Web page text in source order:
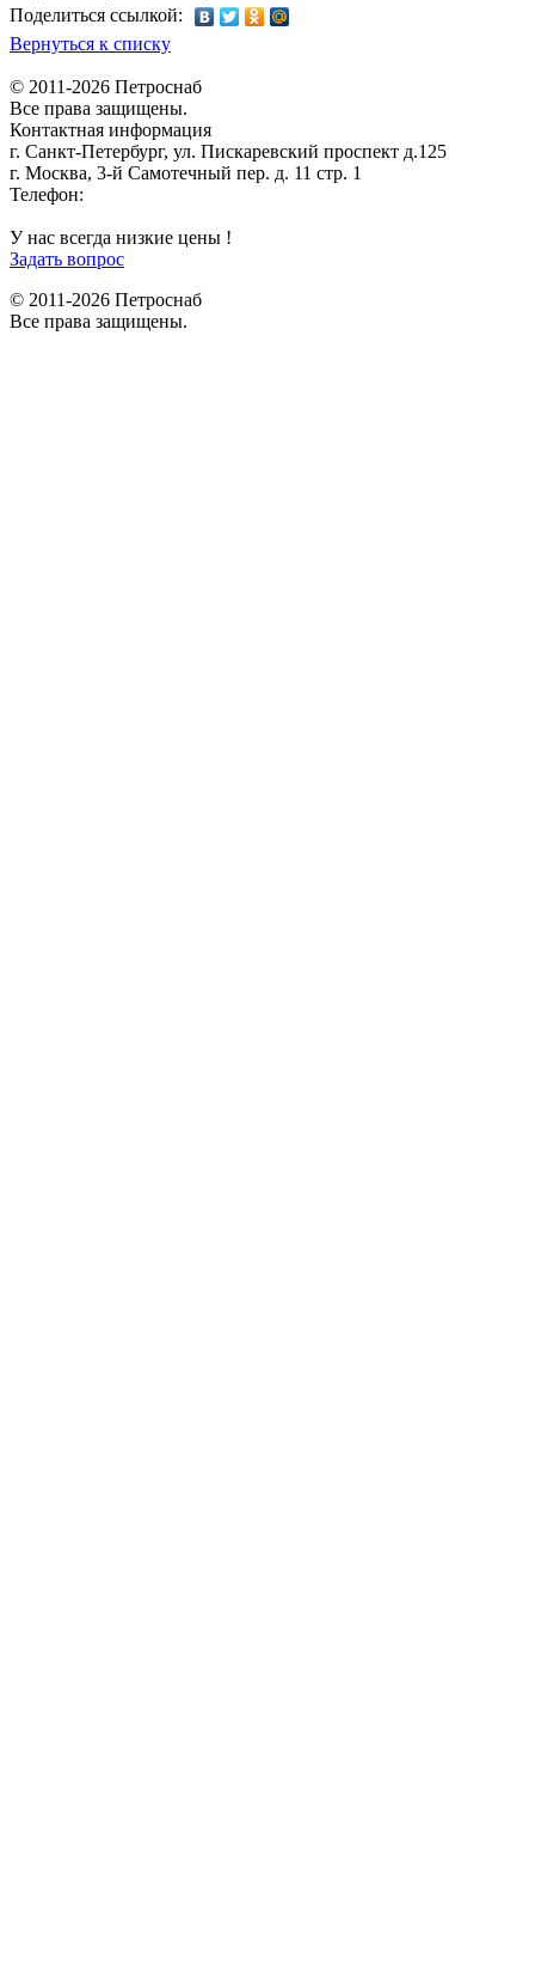
Поделиться ссылкой:
Вернуться к списку
© 2011-2026 Петроснаб
Все права защищены.
Контактная информация
г. Санкт-Петербург, ул. Пискаревский проспект д.125
г. Москва, 3-й Самотечный пер. д. 11 стр. 1
Телефон:
У нас всегда низкие цены !
Задать вопрос
© 2011-2026 Петроснаб
Все права защищены.